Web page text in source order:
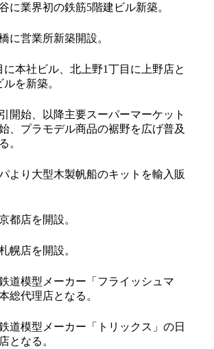
に業界初の鉄筋5階建ビル新築。
に営業所新築開設。
に本社ビル、北上野1丁目に上野店と
を新築。
開始、以降主要スーパーマーケット
、プラモデル商品の裾野を広げ普及
。
より大型木製帆船のキットを輸入販
都店を開設。
幌店を開設。
道模型メーカー「フライッシュマ
総代理店となる。
道模型メーカー「トリックス」の日
となる。